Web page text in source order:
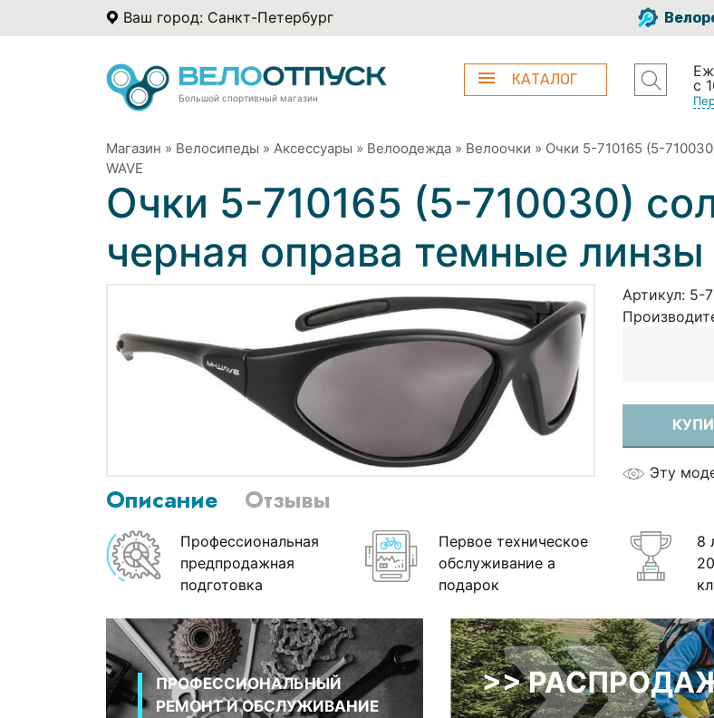
Ваш город: Санкт-Петербург
Большой спортивный магазин
КАТАЛОГ
с
Магазин » Велосипеды » Аксессуары » Велоодежда » Велоочки » Очки 5-710165 (5-
WAVE
Очки 5-710165 (5-710030)
черная оправа темные
Артикул: 5-
Эту
Описание Отзывы
Профессиональная
предпродажная
подготовка
Первое техническое
обслуживание а
подарок
8
ПРОФЕССИОНАЛЬНЫЙ
РЕМОНТ И ОБСЛУЖИВАНИЕ
>>